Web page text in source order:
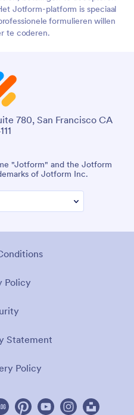
Jotform-platform is speciaal
formulieren willen
te coderen.
780, San Francisco CA
"Jotform" and the Jotform
of Jotform Inc.
Policy
Statement
Policy